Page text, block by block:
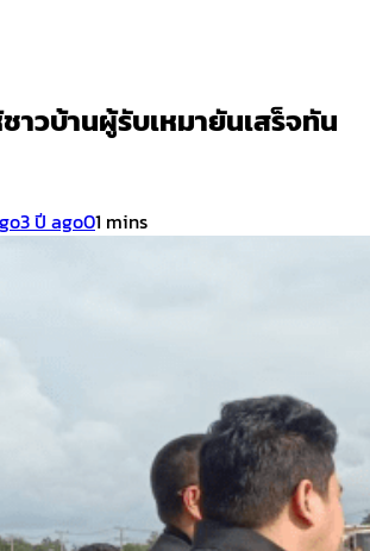
าวบ้านผู้รับเหมายันเสร็จทัน
3 ปี ago01 mins